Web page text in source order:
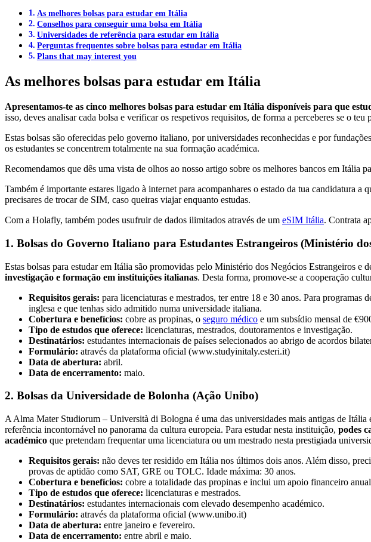
As melhores bolsas para estudar em Itália
Conselhos para conseguir uma bolsa em Itália
Universidades de referência para estudar em Itália
Perguntas frequentes sobre bolsas para estudar em Itália
Plans that may interest you
As melhores bolsas para estudar em Itália
Apresentamos-te as cinco melhores bolsas para estudar em Itália disponíveis para que
isso, deves analisar cada bolsa e verificar os respetivos requisitos, de forma a perceberes se o teu
Estas bolsas são oferecidas pelo governo italiano, por universidades reconhecidas e por
os estudantes se concentrem totalmente na sua formação académica.
Recomendamos que dês uma vista de olhos ao nosso artigo sobre os melhores bancos em Itália
Também é importante estares ligado à internet para acompanhares o estado da tua candidatura a
precisares de trocar de SIM, caso queiras viajar enquanto estudas.
Com a Holafly, também podes usufruir de dados ilimitados através de um eSIM Itália. Contrata
1. Bolsas do Governo Italiano para Estudantes Estrangeiros (Ministério
Estas bolsas para estudar em Itália são promovidas pelo Ministério dos Negócios Estrangeiros e
investigação e formação em instituições italianas. Desta forma, promove-se a cooperação
Requisitos gerais: para licenciaturas e mestrados, ter entre 18 e 30 anos. Para
inglesa e que tenhas sido admitido numa universidade italiana.
Cobertura e benefícios: cobre as propinas, o seguro médico e um subsídio mensal de
Tipo de estudos que oferece: licenciaturas, mestrados, doutoramentos e investigação.
Destinatários: estudantes internacionais de países selecionados ao abrigo de acordos
Formulário: através da plataforma oficial (www.studyinitaly.esteri.it)
Data de abertura: abril.
Data de encerramento: maio.
2. Bolsas da Universidade de Bolonha (Ação Unibo)
A Alma Mater Studiorum – Università di Bologna é uma das universidades mais antigas de
referência incontornável no panorama da cultura europeia. Para estudar nesta instituição, podes
académico que pretendam frequentar uma licenciatura ou um mestrado nesta prestigiada
Requisitos gerais: não deves ter residido em Itália nos últimos dois anos. Além disso,
provas de aptidão como SAT, GRE ou TOLC. Idade máxima: 30 anos.
Cobertura e benefícios: cobre a totalidade das propinas e inclui um apoio financeiro
Tipo de estudos que oferece: licenciaturas e mestrados.
Destinatários: estudantes internacionais com elevado desempenho académico.
Formulário: através da plataforma oficial (www.unibo.it)
Data de abertura: entre janeiro e fevereiro.
Data de encerramento: entre abril e maio.